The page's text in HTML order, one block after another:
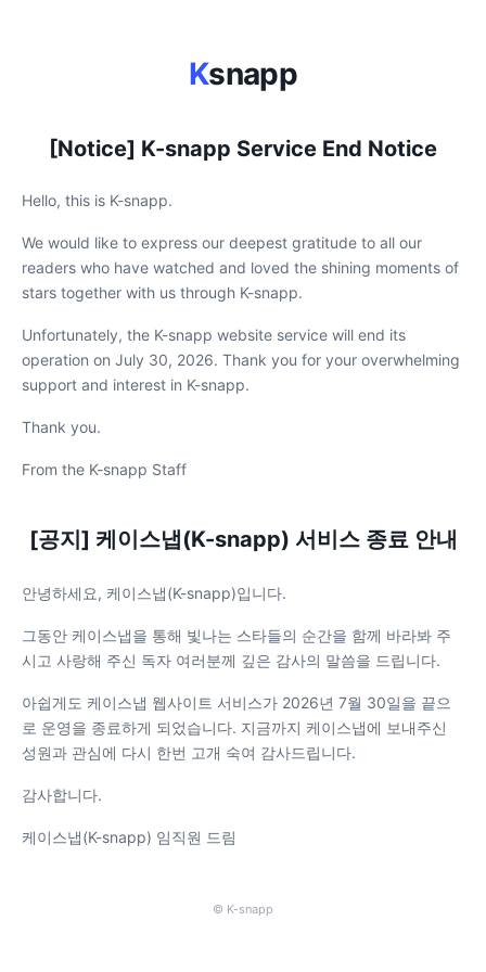
Ksnapp
[Notice] K-snapp Service End Notice
Hello, this is K-snapp.
We would like to express our deepest gratitude to all our
readers who have watched and loved the shining moments of
stars together with us through K-snapp.
Unfortunately, the K-snapp website service will end its
operation on July 30, 2026. Thank you for your overwhelming
support and interest in K-snapp.
Thank you.
From the K-snapp Staff
[공지] 케이스냅(K-snapp) 서비스 종료 안내
안녕하세요, 케이스냅(K-snapp)입니다.
그동안 케이스냅을 통해 빛나는 스타들의 순간을 함께 바라봐 주
시고 사랑해 주신 독자 여러분께 깊은 감사의 말씀을 드립니다.
아쉽게도 케이스냅 웹사이트 서비스가 2026년 7월 30일을 끝으
로 운영을 종료하게 되었습니다. 지금까지 케이스냅에 보내주신
성원과 관심에 다시 한번 고개 숙여 감사드립니다.
감사합니다.
케이스냅(K-snapp) 임직원 드림
© K-snapp